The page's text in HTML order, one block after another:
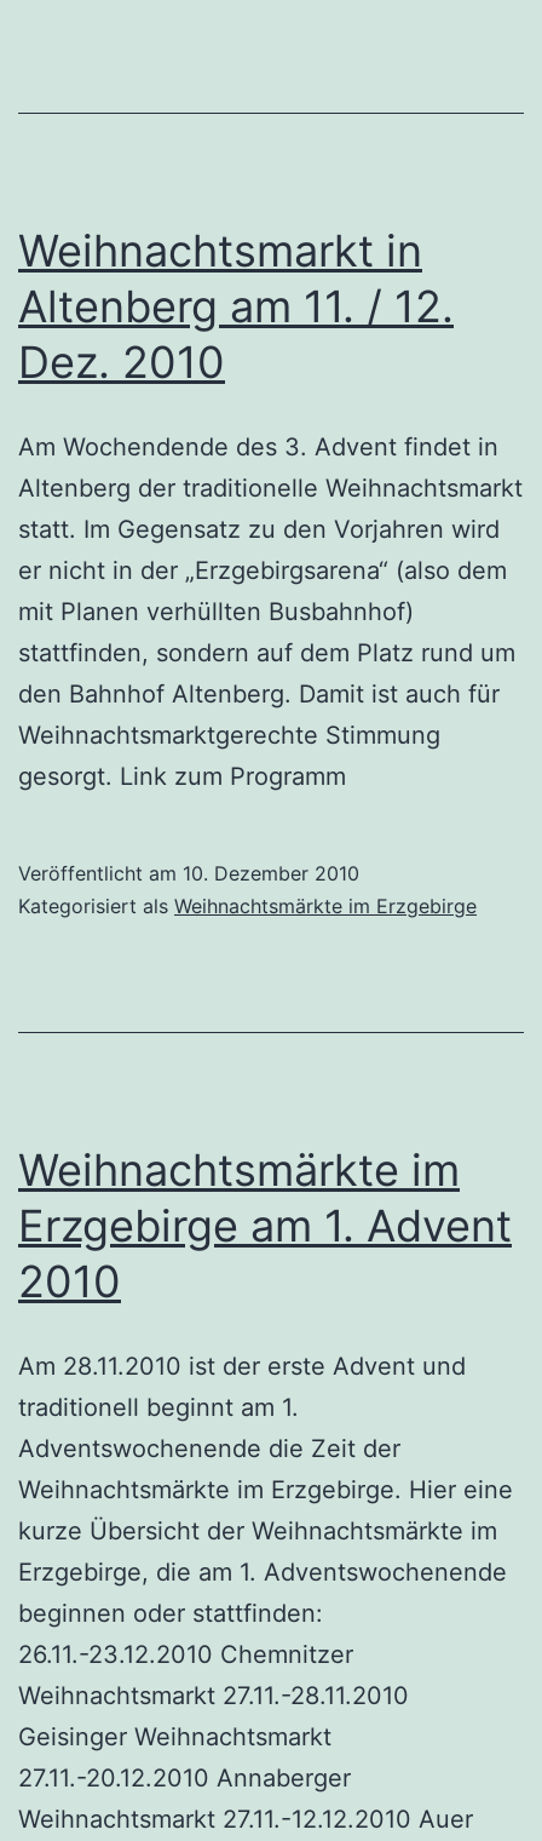
Weihnachtsmarkt in
Altenberg am 11. / 12.
Dez. 2010
Am Wochendende des 3. Advent findet in
Altenberg der traditionelle Weihnachtsmarkt
statt. Im Gegensatz zu den Vorjahren wird
er nicht in der „Erzgebirgsarena“ (also dem
mit Planen verhüllten Busbahnhof)
stattfinden, sondern auf dem Platz rund um
den Bahnhof Altenberg. Damit ist auch für
Weihnachtsmarktgerechte Stimmung
gesorgt. Link zum Programm
Veröffentlicht am 10. Dezember 2010
Kategorisiert als Weihnachtsmärkte im Erzgebirge
Weihnachtsmärkte im
Erzgebirge am 1. Advent
2010
Am 28.11.2010 ist der erste Advent und
traditionell beginnt am 1.
Adventswochenende die Zeit der
Weihnachtsmärkte im Erzgebirge. Hier eine
kurze Übersicht der Weihnachtsmärkte im
Erzgebirge, die am 1. Adventswochenende
beginnen oder stattfinden:
26.11.-23.12.2010 Chemnitzer
Weihnachtsmarkt 27.11.-28.11.2010
Geisinger Weihnachtsmarkt
27.11.-20.12.2010 Annaberger
Weihnachtsmarkt 27.11.-12.12.2010 Auer